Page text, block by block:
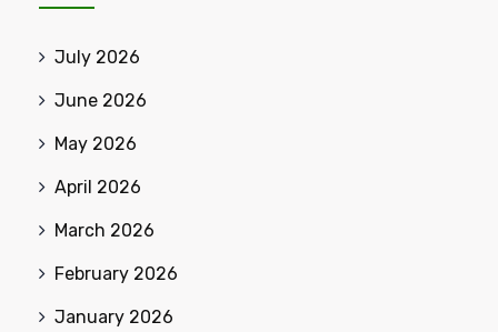
July 2026
June 2026
May 2026
April 2026
March 2026
February 2026
January 2026